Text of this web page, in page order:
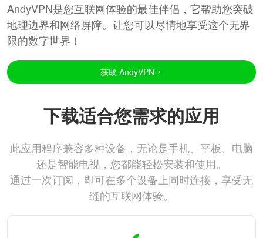
AndyVPN是您互联网体验的最佳伴侣，它帮助您突破
地理边界和网络屏障。让您可以尽情地享受这个无界
限的数字世界！
获取 AndyVPN
下载适合您需求的应用
此应用程序兼容多种设备，无论是手机、平板、电脑
还是智能电视，您都能轻松安装和使用。
通过一次订阅，即可在多个设备上同时连接，享受无
缝的互联网体验。